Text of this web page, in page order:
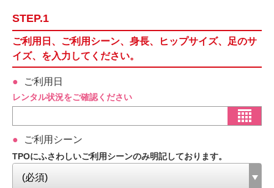
STEP.1
ご利用日、ご利用シーン、身長、ヒップサイズ、足のサ
イズ、を入力してください。
ご利用日
レンタル状況をご確認ください
ご利用シーン
TPOにふさわしいご利用シーンのみ明記しております。